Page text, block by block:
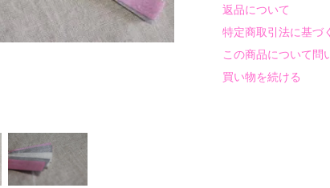
返品について
特定商取引法に基づ
この商品について問
買い物を続ける